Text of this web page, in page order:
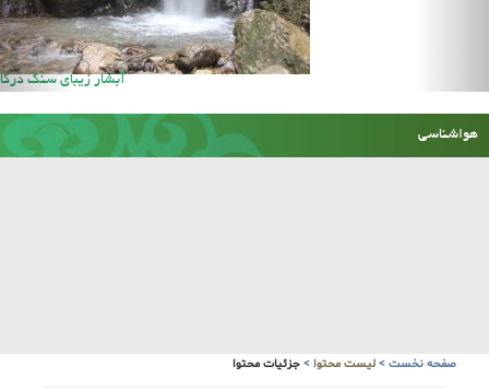
آبشار زیبای سنگ درکا
هواشناسی
صفحه نخست > لیست محتوا > جزئیات محتوا